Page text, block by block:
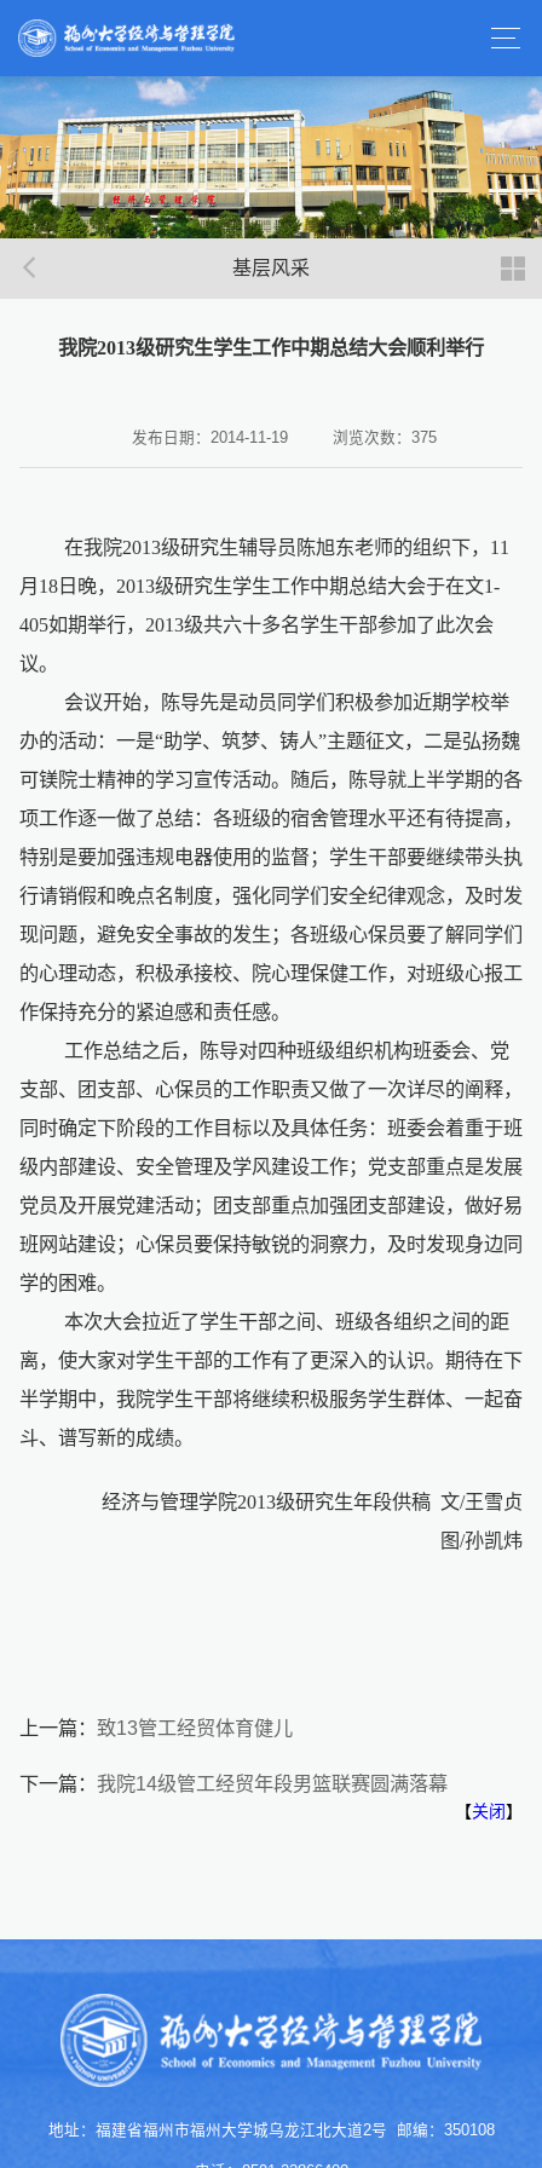
基层风采
我院2013级研究生学生工作中期总结大会顺利举行
发布日期：2014-11-19 浏览次数：375
在我院2013级研究生辅导员陈旭东老师的组织下， 11
月 18 日晚， 2013级研究生学生工作中期总结大会于在文1-
405如期举行， 2013级共六十多名学生干部参加了此次会
议。
会议开始，陈导先是动员同学们积极参加近期学校举
办的活动：一是“助学、筑梦、铸人”主题征文，二是弘扬魏
可镁院士精神的学习宣传活动。随后，陈导就上半学期的各
项工作逐一做了总结：各班级的宿舍管理水平还有待提高，
特别是要加强违规电器使用的监督；学生干部要继续带头执
行请销假和晚点名制度，强化同学们安全纪律观念，及时发
现问题，避免安全事故的发生；各班级心保员要了解同学们
的心理动态，积极承接校、院心理保健工作，对班级心报工
作保持充分的紧迫感和责任感。
工作总结之后，陈导对四种班级组织机构班委会、党
支部、团支部、心保员的工作职责又做了一次详尽的阐释，
同时确定下阶段的工作目标以及具体任务：班委会着重于班
级内部建设、安全管理及学风建设工作；党支部重点是发展
党员及开展党建活动；团支部重点加强团支部建设，做好易
班网站建设；心保员要保持敏锐的洞察力，及时发现身边同
学的困难。
本次大会拉近了学生干部之间、班级各组织之间的距
离，使大家对学生干部的工作有了更深入的认识。期待在下
半学期中，我院学生干部将继续积极服务学生群体、一起奋
斗、谱写新的成绩。
经济与管理学院2013级研究生年段供稿 文/王雪贞
图/孙凯炜
上一篇： 致13管工经贸体育健儿
下一篇： 我院14级管工经贸年段男篮联赛圆满落幕
【关闭】
地址：福建省福州市福州大学城乌龙江北大道2号 邮编：350108